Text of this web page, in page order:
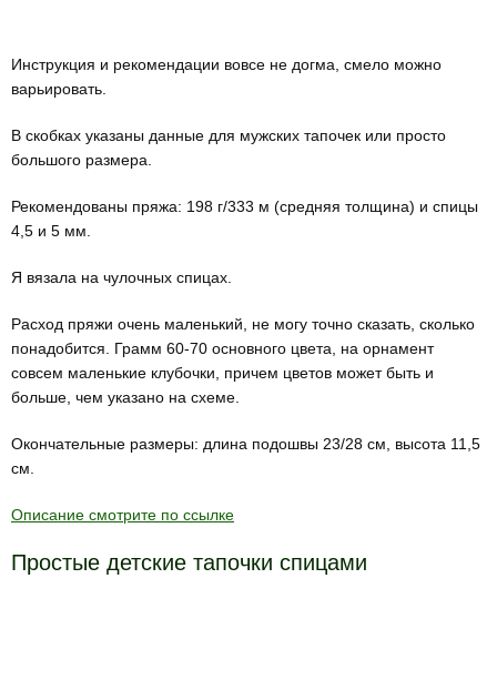
Инструкция и рекомендации вовсе не догма, смело можно
варьировать.
В скобках указаны данные для мужских тапочек или просто
большого размера.
Рекомендованы пряжа: 198 г/333 м (средняя толщина) и спицы
4,5 и 5 мм.
Я вязала на чулочных спицах.
Расход пряжи очень маленький, не могу точно сказать, сколько
понадобится. Грамм 60-70 основного цвета, на орнамент
совсем маленькие клубочки, причем цветов может быть и
больше, чем указано на схеме.
Окончательные размеры: длина подошвы 23/28 см, высота 11,5
см.
Описание смотрите по ссылке
Простые детские тапочки спицами